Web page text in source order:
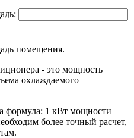
помещения.
- это мощность
охлаждаемого
формула: 1 кВт мощности
более точный расчет,